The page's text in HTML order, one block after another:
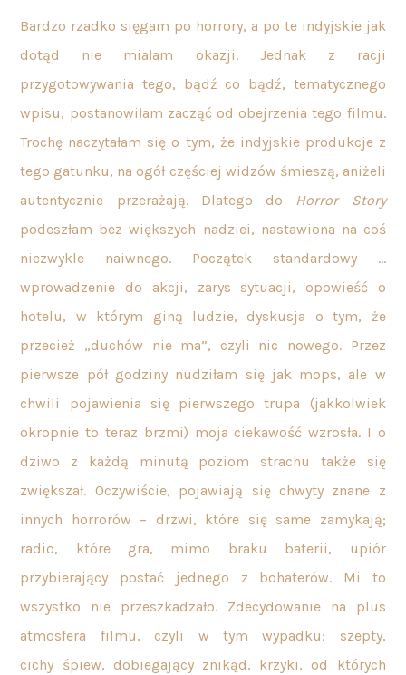
Bardzo rzadko sięgam po horrory, a po te indyjskie jak
dotąd nie miałam okazji. Jednak z racji
przygotowywania tego, bądź co bądź, tematycznego
wpisu, postanowiłam zacząć od obejrzenia tego filmu.
Trochę naczytałam się o tym, że indyjskie produkcje z
tego gatunku, na ogół częściej widzów śmieszą, aniżeli
autentycznie przerażają. Dlatego do Horror Story
podeszłam bez większych nadziei, nastawiona na coś
niezwykle naiwnego. Początek standardowy …
wprowadzenie do akcji, zarys sytuacji, opowieść o
hotelu, w którym giną ludzie, dyskusja o tym, że
przecież „duchów nie ma”, czyli nic nowego. Przez
pierwsze pół godziny nudziłam się jak mops, ale w
chwili pojawienia się pierwszego trupa (jakkolwiek
okropnie to teraz brzmi) moja ciekawość wzrosła. I o
dziwo z każdą minutą poziom strachu także się
zwiększał. Oczywiście, pojawiają się chwyty znane z
innych horrorów – drzwi, które się same zamykają;
radio, które gra, mimo braku baterii, upiór
przybierający postać jednego z bohaterów. Mi to
wszystko nie przeszkadzało. Zdecydowanie na plus
atmosfera filmu, czyli w tym wypadku: szepty,
cichy śpiew, dobiegający znikąd, krzyki, od których